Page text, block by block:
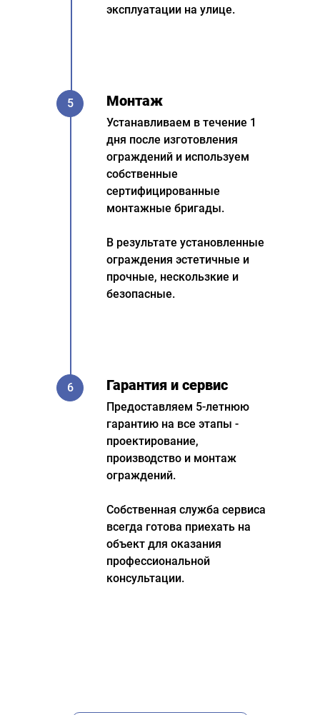
эксплуатации на улице.
5 Монтаж
Устанавливаем в течение 1
дня после изготовления
ограждений и используем
собственные
сертифицированные
монтажные бригады.
В результате установленные
ограждения эстетичные и
прочные, нескользкие и
безопасные.
6 Гарантия и сервис
Предоставляем 5-летнюю
гарантию на все этапы -
проектирование,
производство и монтаж
ограждений.
Собственная служба сервиса
всегда готова приехать на
объект для оказания
профессиональной
консультации.